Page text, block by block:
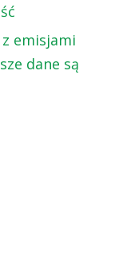
emisjami
dane są